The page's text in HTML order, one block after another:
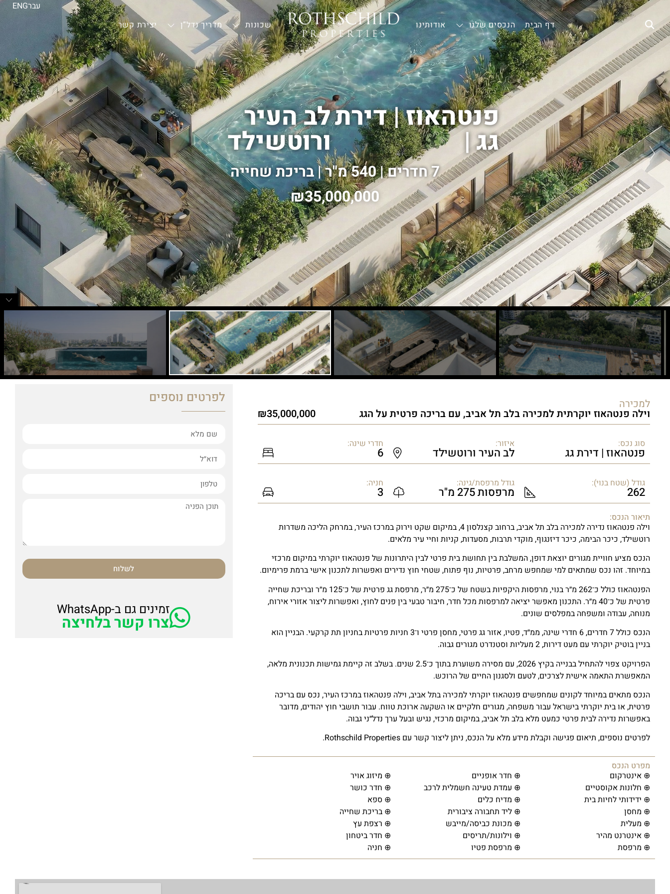
דף הבית הנכסים שלנו אודותינו — שכונות מדריך נדל”ן יצירת קשר
עברENG
פנטהאוז | דירת
גג|
לב העיר
ורוטשילד
7 חדרים | 540 מ"ר | בריכת שחייה
35,000,000
למכירה
וילה פנטהאוז יוקרתית למכירה בלב תל אביב, עם בריכה פרטית על הגג 35,000,000
סוג נכס:
פנטהאוז | דירת גג
איזור:
לב העיר ורוטשילד
חדרי שינה:
6
גודל (שטח בנוי):
262
גודל מרפסת/גינה:
מרפסות 275 מ"ר
חניה:
3
תיאור הנכס:
וילה פנטהאוז נדירה למכירה בלב תל אביב, ברחוב קצנלסון 4, במיקום שקט וירוק במרכז העיר, במרחק הליכה משדרות
רוטשילד, כיכר הבימה, כיכר דיזנגוף, מוקדי תרבות, מסעדות, קניות וחיי עיר מלאים.
הנכס מציע חוויית מגורים יוצאת דופן, המשלבת בין תחושת בית פרטי לבין היתרונות של פנטהאוז יוקרתי במיקום מרכזי
במיוחד. זהו נכס שמתאים למי שמחפש מרחב, פרטיות, נוף פתוח, שטחי חוץ נדירים ואפשרות לתכנון אישי ברמת פרימיום.
הפנטהאוז כולל כ־262 מ״ר בנוי, מרפסות היקפיות בשטח של כ־275 מ״ר, מרפסת גג פרטית של כ־125 מ״ר ובריכת שחייה
פרטית של כ־40 מ״ר. התכנון מאפשר יציאה למרפסות מכל חדר, חיבור טבעי בין פנים לחוץ, ואפשרות ליצור אזורי אירוח,
מנוחה, עבודה ומשפחה במפלסים שונים.
הנכס כולל 7 חדרים, 6 חדרי שינה, ממ״ד, פטיו, אזור גג פרטי, מחסן פרטי ו־3 חניות פרטיות בחניון תת קרקעי. הבניין הוא
בניין בוטיק יוקרתי עם מעט דירות, 2 מעליות וסטנדרט מגורים גבוה.
הפרויקט צפוי להתחיל בבנייה בקיץ 2026, עם מסירה משוערת בתוך כ־2.5 שנים. בשלב זה קיימת גמישות תכנונית מלאה,
המאפשרת התאמה אישית לצרכים, לטעם ולסגנון החיים של הרוכש.
הנכס מתאים במיוחד לקונים שמחפשים פנטהאוז יוקרתי למכירה בתל אביב, וילה פנטהאוז במרכז העיר, נכס עם בריכה
פרטית, או בית יוקרתי בישראל עבור משפחה, מגורים חלקיים או השקעה ארוכת טווח. עבור תושבי חוץ יהודים, מדובר
באפשרות נדירה לבית פרטי כמעט מלא בלב תל אביב, במיקום מרכזי, נגיש ובעל ערך נדל״ני גבוה.
לפרטים נוספים, תיאום פגישה וקבלת מידע מלא על הנכס, ניתן ליצור קשר עם Rothschild Properties.
מפרט הנכס
⊕ אינטרקום
⊕ חדר אופניים
⊕ מיזוג אויר
⊕ חלונות אקוסטיים
⊕ עמדת טעינה חשמלית לרכב
⊕ חדר כושר
⊕ ידידותי לחיות בית
⊕ מדיח כלים
⊕ ספא
⊕ מחסן
⊕ ליד תחבורה ציבורית
⊕ בריכת שחייה
⊕ מעלית
⊕ מכונת כביסה/מייבש
⊕ רצפת עץ
⊕ אינטרנט מהיר
⊕ וילונות/תריסים
⊕ חדר ביטחון
⊕ מרפסת
⊕ מרפסת פטיו ⊕ חניה
לפרטים נוספים
לשלוח
זמינים גם ב-WhatsApp
צרו קשר בלחיצה